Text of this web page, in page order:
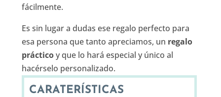
fácilmente.
Es sin lugar a dudas ese regalo perfecto para
esa persona que tanto apreciamos, un regalo
prácticoy que lo hará especial y único al
hacérselo personalizado.
CARATERÍSTICAS